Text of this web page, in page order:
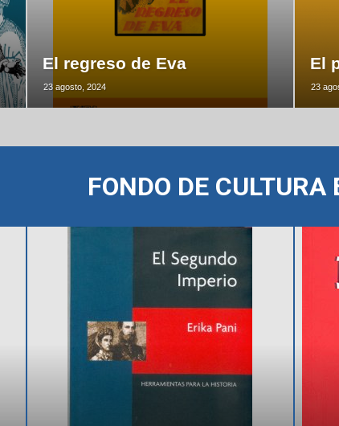
El regreso de Eva
23 agosto, 2024
El
23
FONDO DE CULTURA